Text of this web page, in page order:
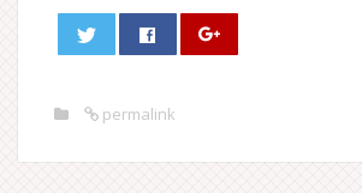
permalink